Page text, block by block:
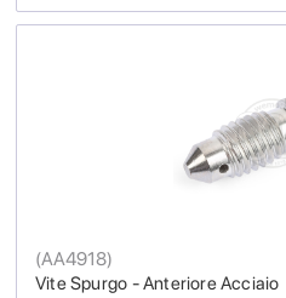
Vite Spurgo - Anteriore Acciaio
(AA4918)